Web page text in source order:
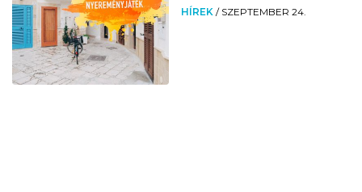
HÍREK / SZEPTEMBER 24.